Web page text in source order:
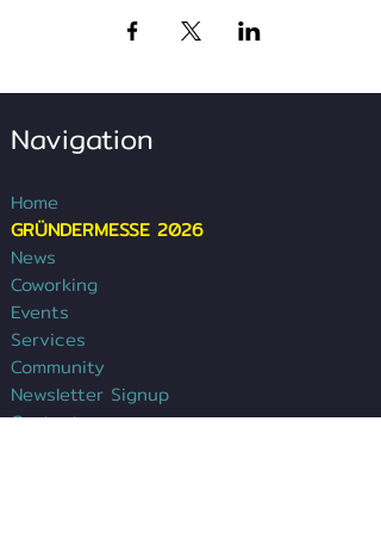
Navigation
Home
GRÜNDERMESSE 2026
News
Coworking
Events
Services
Community
Newsletter Signup
Contact